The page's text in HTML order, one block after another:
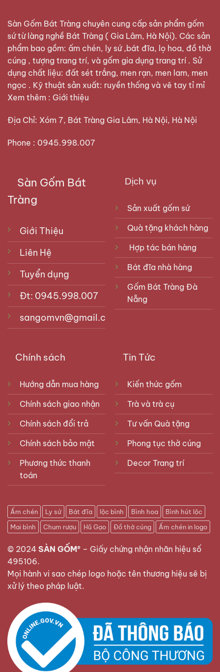
Sàn Gốm Bát Tràng chuyên cung cấp sản phẩm gốm
sứ từ làng nghề Bát Tràng ( Gia Lâm, Hà Nội). Các sản
phẩm bao gồm: ấm chén, ly sứ ,bát đĩa, lọ hoa, đồ thờ
cúng , tượng trang trí, và gốm gia dụng trang trí . Sử
dụng chất liệu: đất sét trắng, men rạn, men lam, men
ngọc . Kỹ thuật sản xuất: ruyền thống và vẽ tay tỉ mỉ
Xem thêm : Giới thiệu
Địa Chỉ: Xóm 7, Bát Tràng Gia Lâm, Hà Nội, Hà Nội
Phone : 0945.998.007
Sàn Gốm Bát
Tràng
Giới Thiệu
Liên Hệ
Tuyển dụng
Đt: 0945.998.007
sangomvn@gmail.com
Dịch vụ
Sản xuất gốm sứ
Quà tặng khách hàng
Hợp tác bán hàng
Bát đĩa nhà hàng
Gốm Bát Tràng Đà
Nẵng
Chính sách
Hướng dẫn mua hàng
Chính sách giao nhận
Chính sách đổi trả
Chính sách bảo mật
Phương thức thanh
toán
Tin Tức
Kiến thức gốm
Trà và trà cụ
Tư vấn Quà tặng
Phong tục thờ cúng
Decor Trang trí
Ấm chén Ly sứ Bát đĩa lộc bình Bình hoa
Bình hút lộc
Mai bình
Chum rượu Hũ Gạo Đồ thờ cúng Ấm chén in logo
© 2024 SÀN GỐM® – Giấy chứng nhận nhãn hiệu số
495106.
Mọi hành vi sao chép logo hoặc tên thương hiệu sẽ bị
xử lý theo pháp luật.